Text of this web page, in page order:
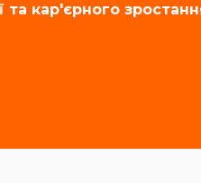
та кар'єрного